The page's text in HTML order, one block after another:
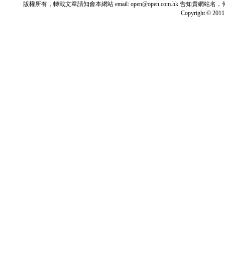
版權所有，轉載文章請知會本網站 email: open@open.com.hk 告知貴網站
Copyright © 2011